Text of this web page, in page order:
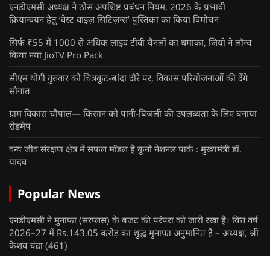
एनडीएमसी अध्यक्ष ने ठोस अपशिष्ट प्रबंधन नियम, 2026 के प्रभावी
क्रियान्वयन हेतु ‘वेस्ट वाइज़ सिटिज़न्स’ पुस्तिका का किया विमोचन
सिर्फ ₹55 में 1000 से अधिक लाइव टीवी चैनलों का धमाका, जियो ने लॉन्च
किया नया JioTV Pro Pack
सीएम योगी गुरुवार को चित्रकूट-बांदा दौरे पर, विकास परियोजनाओं की देंगे
सौगात
ग्राम विकास चौपाल— किसान को पानी-बिजली की उपलब्धता के लिए बनाया
रोडमैप
वन्य जीव संरक्षण क्षेत्र में सफल मॉडल है कूनो नेशनल पार्क : मुख्यमंत्री डॉ.
यादव
Popular News
एनडीएमसी ने मुनाफा (सरप्लस) के बजट की परंपरा को जारी रखा है। वित्त वर्ष
2026–27 में Rs.143.05 करोड़ का शुद्ध मुनाफा अनुमानित है – अध्यक्ष, श्री
केशव चंद्रा (461)